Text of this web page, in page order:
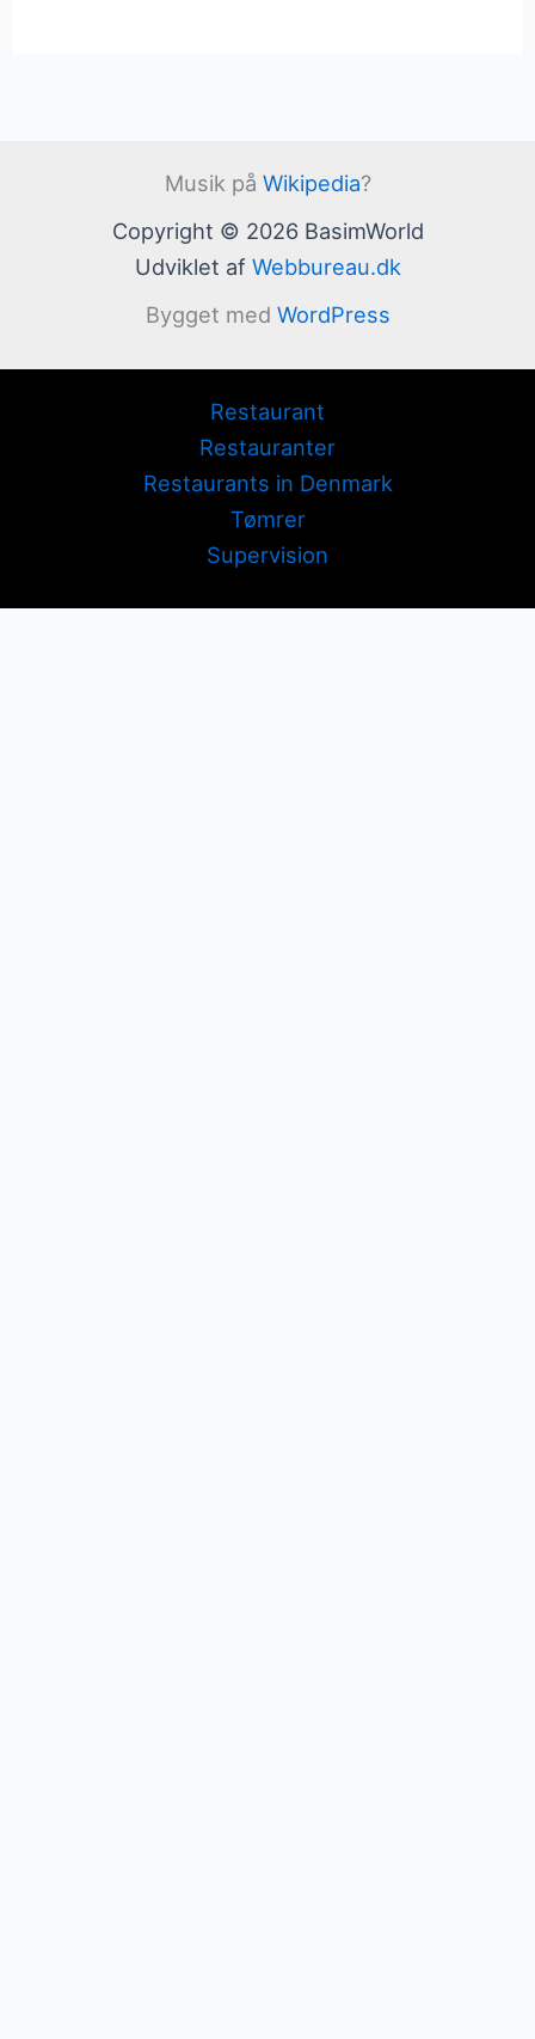
Musik på Wikipedia?
Copyright © 2026 BasimWorld
Udviklet af Webbureau.dk
Bygget med WordPress
Restaurant
Restauranter
Restaurants in Denmark
Tømrer
Supervision